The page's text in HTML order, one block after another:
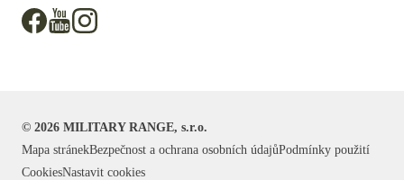
© 2026 MILITARY RANGE, s.r.o.
Mapa stránekBezpečnost a ochrana osobních údajůPodmínky použití
CookiesNastavit cookies